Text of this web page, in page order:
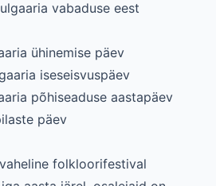
vabaduse eest
ühinemise päev
iseseisvuspäev
põhiseaduse aastapäev
päev
folkloorifestival